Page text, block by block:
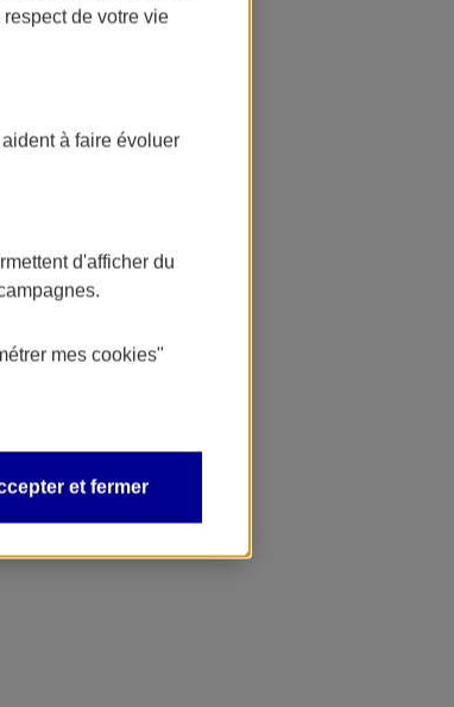
de votre vie
à faire évoluer
d'afficher du
mes cookies"
et fermer